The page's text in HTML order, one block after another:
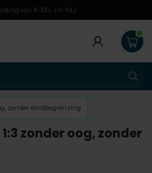
van € 100,- (in NL)
zonder eindbegrenzing
zonder oog, zonder